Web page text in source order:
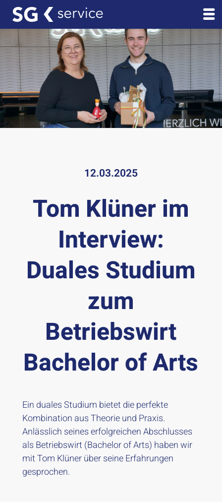
12.03.2025
Tom Klüner im
Interview:
Duales Studium
zum
Betriebswirt
Bachelor of Arts
Ein duales Studium bietet die perfekte
Kombination aus Theorie und Praxis.
Anlässlich seines erfolgreichen Abschlusses
als Betriebswirt (Bachelor of Arts) haben wir
mit Tom Klüner über seine Erfahrungen
gesprochen.